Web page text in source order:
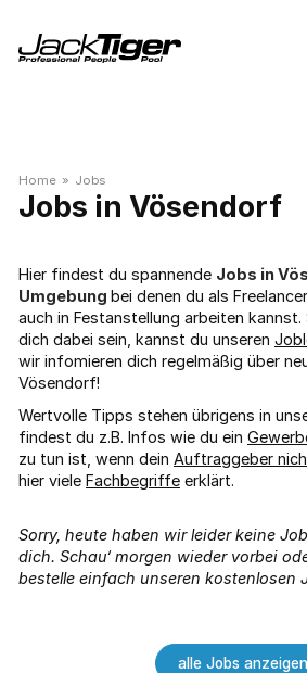
Home » Jobs
Vösendorf
Hier findest du spannende Jobs in
Umgebung bei denen du als
auch in Festanstellung arbeiten
dich dabei sein, kannst du unseren
wir infomieren dich regelmäßig über
Vösendorf!
Wertvolle Tipps stehen übrigens in
findest du z.B. Infos wie du ein
zu tun ist, wenn dein Auftraggeber
hier viele Fachbegriffe erklärt.
Sorry, heute haben wir leider keine
dich. Schau‘ morgen wieder vorbei
bestelle einfach unseren kostenlosen
alle Jobs anzeigen